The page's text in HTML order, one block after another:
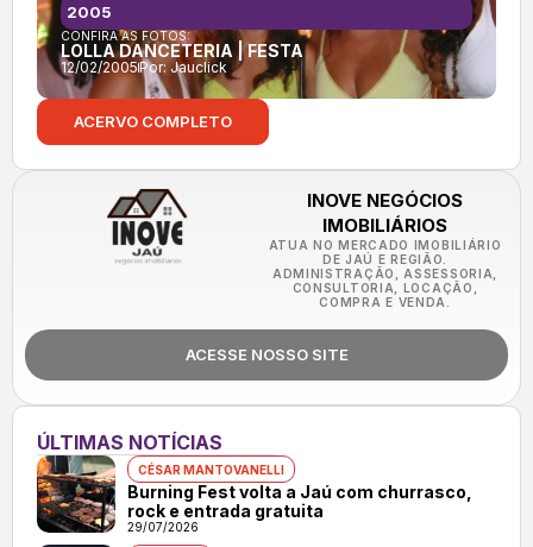
CONFIRA AS FOTOS:
LOLLA DANCETERIA | FESTA
12/02/2005Por:Jauclick
2005
ACERVO COMPLETO
INOVE NEGÓCIOS
IMOBILIÁRIOS
ATUA NO MERCADO IMOBILIÁRIO
DE JAÚ E REGIÃO.
ADMINISTRAÇÃO, ASSESSORIA,
CONSULTORIA, LOCAÇÃO,
COMPRA E VENDA.
ACESSE NOSSO SITE
ÚLTIMAS NOTÍCIAS
CÉSAR MANTOVANELLI
Burning Fest volta a Jaú com churrasco,
rock e entrada gratuita
29/07/2026